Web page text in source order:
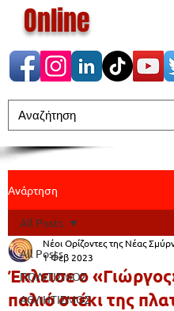
Online
Ανάρτηση
All Posts
ΠΟΛΙΤΙΣΜΟΣ
ΑΘΛΗΤΙΣΜΟΣ
All Posts
Έκλεισε ο
παλιό στέκι της
Νέοι Ορίζοντες της Νέας
1 Φεβ 2023